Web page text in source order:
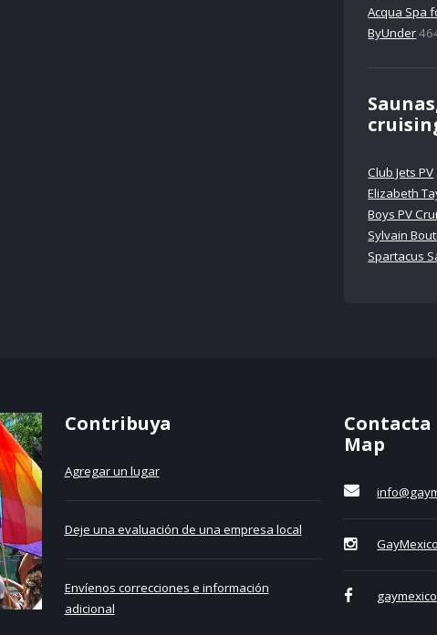
Acqua Spa
ByUnder
Club Jets PV
Elizabeth
Boys PV
Sylvain
Spartacus
Contribuya
Agregar un lugar
Deje una evaluación de una empresa local
Envíenos correcciones e información
adicional
Contacta
Map